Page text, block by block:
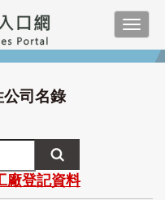
公司名錄
廠登記資料